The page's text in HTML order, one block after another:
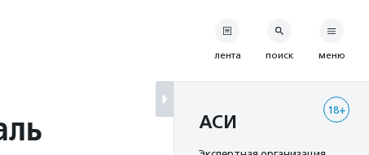
лента поиск меню
18+
АСИ